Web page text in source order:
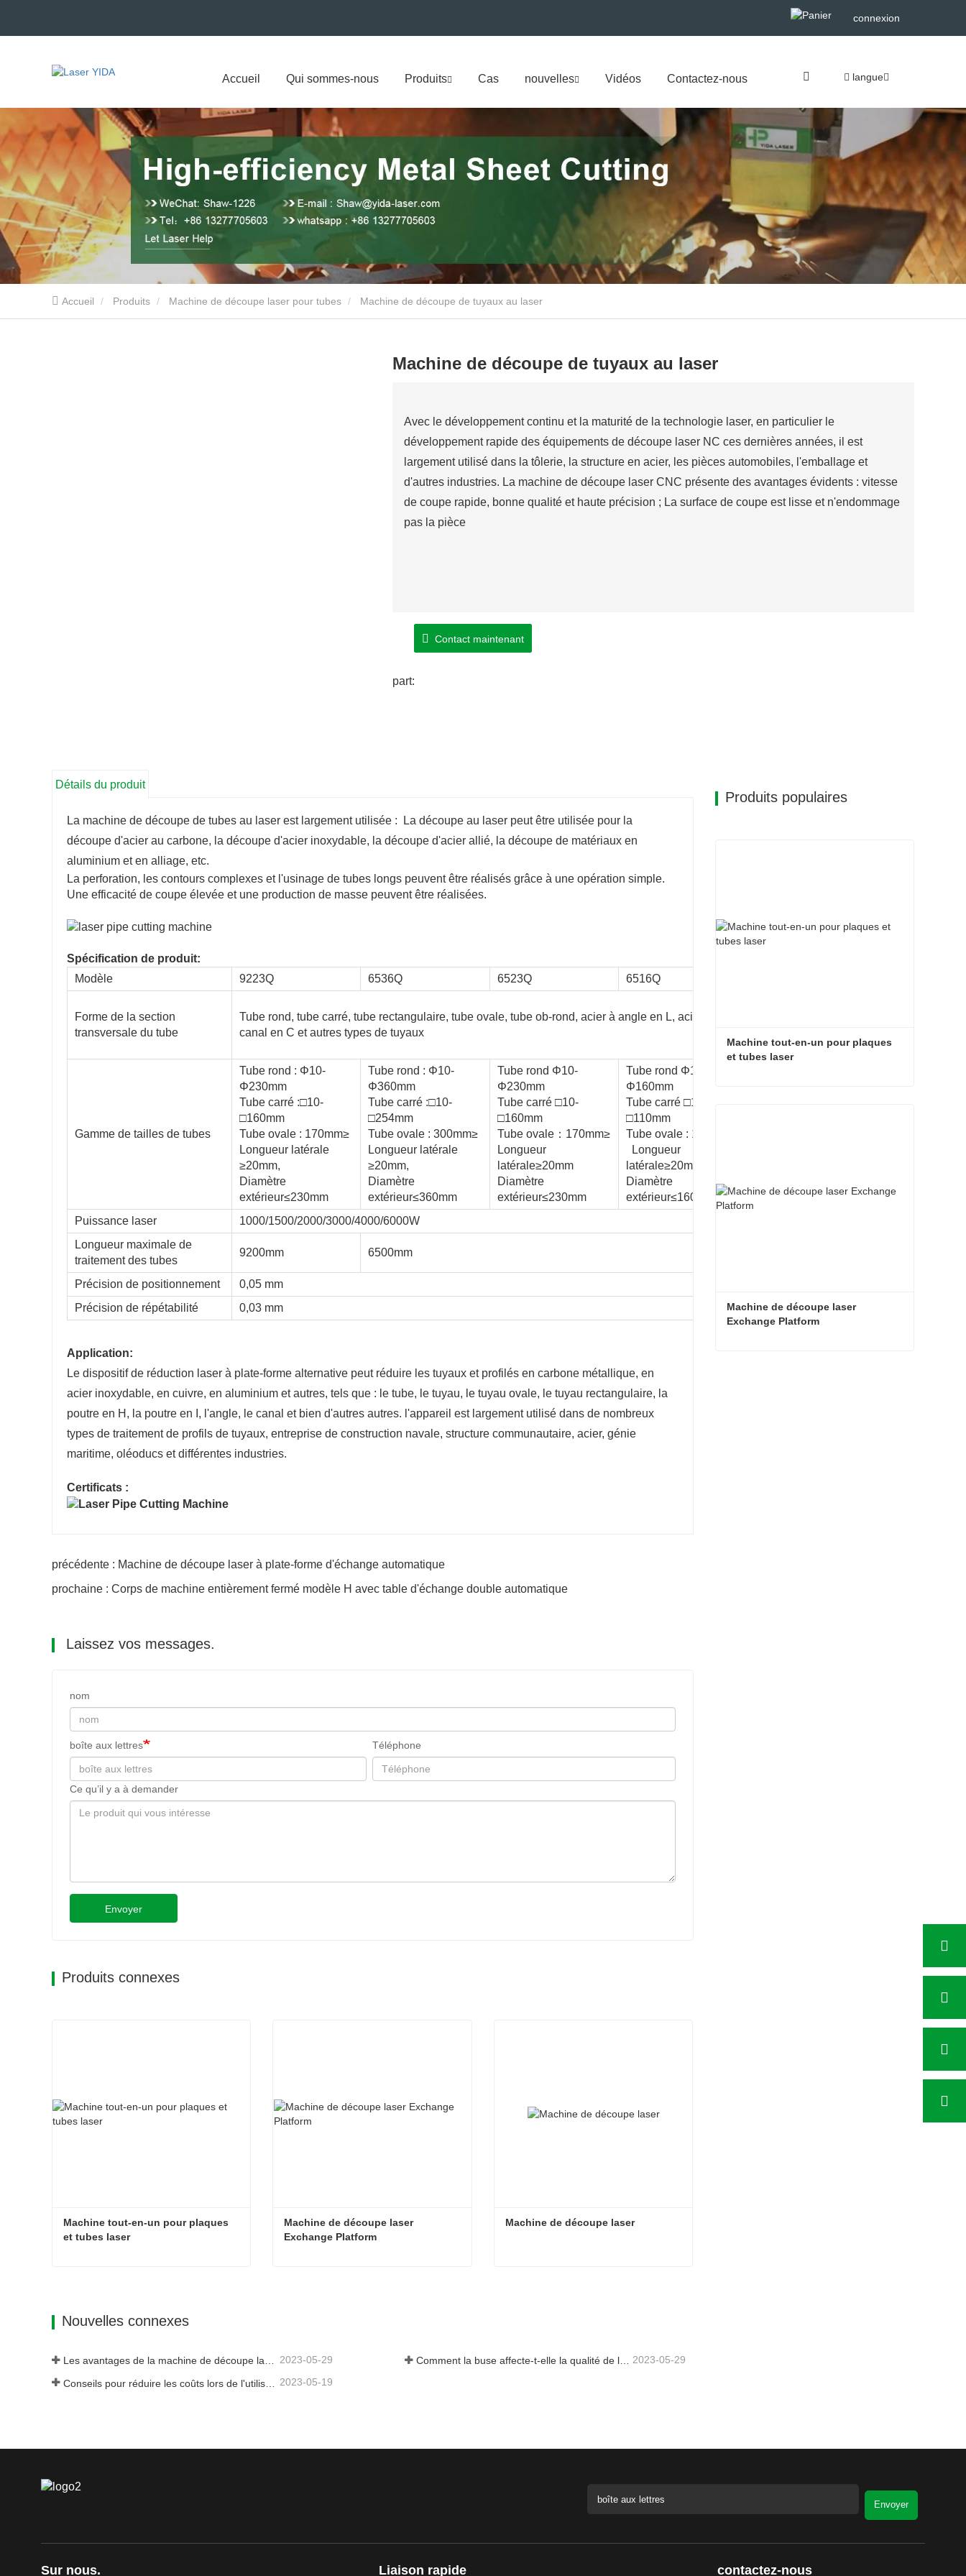
connexion
Accueil Qui sommes-nous Produits Cas nouvelles Vidéos Contactez-nous langue
Accueil Produits Machine de découpe laser pour tubes Machine de découpe de tuyaux au laser
Machine de découpe de tuyaux au laser
Avec le développement continu et la maturité de la technologie laser, en particulier le
développement rapide des équipements de découpe laser NC ces dernières années, il est
largement utilisé dans la tôlerie, la structure en acier, les pièces automobiles, l'emballage et
d'autres industries. La machine de découpe laser CNC présente des avantages évidents : vitesse
de coupe rapide, bonne qualité et haute précision ; La surface de coupe est lisse et n'endommage
pas la pièce
Contact maintenant
part:
Détails du produit
La machine de découpe de tubes au laser est largement utilisée : La découpe au laser peut être utilisée pour la
découpe d'acier au carbone, la découpe d'acier inoxydable, la découpe d'acier allié, la découpe de matériaux en
aluminium et en alliage, etc.
La perforation, les contours complexes et l'usinage de tubes longs peuvent être réalisés grâce à une opération simple.
Une efficacité de coupe élevée et une production de masse peuvent être réalisées.
Spécification de produit:
Modèle
9223Q 6536Q 6523Q 6516Q
Forme de la section
transversale du tube
Tube rond, tube carré, tube rectangulaire, tube ovale, tube ob-rond, acier à angle en L, acier à
canal en C et autres types de tuyaux
Gamme de tailles de tubes
Tube rond : Φ10-
Φ230mm
Tube carré :□10-
□160mm
Tube ovale : 170mm≥
Longueur latérale
≥20mm,
Diamètre
extérieur≤230mm
Tube rond : Φ10-
Φ360mm
Tube carré :□10-
□254mm
Tube ovale : 300mm≥
Longueur latérale
≥20mm,
Diamètre
extérieur≤360mm
Tube rond Φ10-
Φ230mm
Tube carré □10-
□160mm
Tube ovale：170mm≥
Longueur
latérale≥20mm
Diamètre
extérieur≤230mm
Tube rond Φ10-
Φ160mm
Tube carré □10-
□110mm
Tube ovale : 110mm≥
Longueur
latérale≥20mm
Diamètre
extérieur≤160 mm
Puissance laser
1000/1500/2000/3000/4000/6000W
Longueur maximale de
traitement des tubes
9200mm 6500mm
Précision de positionnement
0,05 mm
Précision de répétabilité
0,03 mm
Application:
Le dispositif de réduction laser à plate-forme alternative peut réduire les tuyaux et profilés en carbone métallique, en
acier inoxydable, en cuivre, en aluminium et autres, tels que : le tube, le tuyau, le tuyau ovale, le tuyau rectangulaire, la
poutre en H, la poutre en I, l'angle, le canal et bien d'autres autres. l'appareil est largement utilisé dans de nombreux
types de traitement de profils de tuyaux, entreprise de construction navale, structure communautaire, acier, génie
maritime, oléoducs et différentes industries.
Certificats :
6516Q
Tube rond Φ10-Φ160mm
Tube carré □10-□110mm
Tube ovale : 110mm≥
Longueur latérale≥20mm
Diamètre extérieur≤160 mm
précédente : Machine de découpe laser à plate-forme d'échange automatique
prochaine : Corps de machine entièrement fermé modèle H avec table d'échange double automatique
Laissez vos messages.
nom
boîte aux lettres Téléphone
Ce qu’il y a à demander
Envoyer
Produits connexes
Machine tout-en-un pour plaques
et tubes laser
Machine de découpe laser
Exchange Platform
Machine de découpe laser
Nouvelles connexes
Les avantages de la machine de découpe laser intégrée à plaque et tube 2023-05-29 Comment la buse affecte-t-elle la qualité de la découpe laser ? 2023-05-29
2023-05-19
Produits populaires
Machine tout-en-un pour plaques
et tubes laser
Machine de découpe laser
Exchange Platform
Envoyer
Sur nous. Liaison rapide contactez-nous